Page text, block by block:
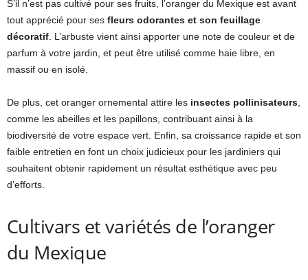
S’il n’est pas cultivé pour ses fruits, l’oranger du Mexique est avant
tout apprécié pour ses fleurs odorantes et son feuillage
décoratif. L’arbuste vient ainsi apporter une note de couleur et de
parfum à votre jardin, et peut être utilisé comme haie libre, en
massif ou en isolé.
De plus, cet oranger ornemental attire les insectes pollinisateurs,
comme les abeilles et les papillons, contribuant ainsi à la
biodiversité de votre espace vert. Enfin, sa croissance rapide et son
faible entretien en font un choix judicieux pour les jardiniers qui
souhaitent obtenir rapidement un résultat esthétique avec peu
d’efforts.
Cultivars et variétés de l’oranger
du Mexique